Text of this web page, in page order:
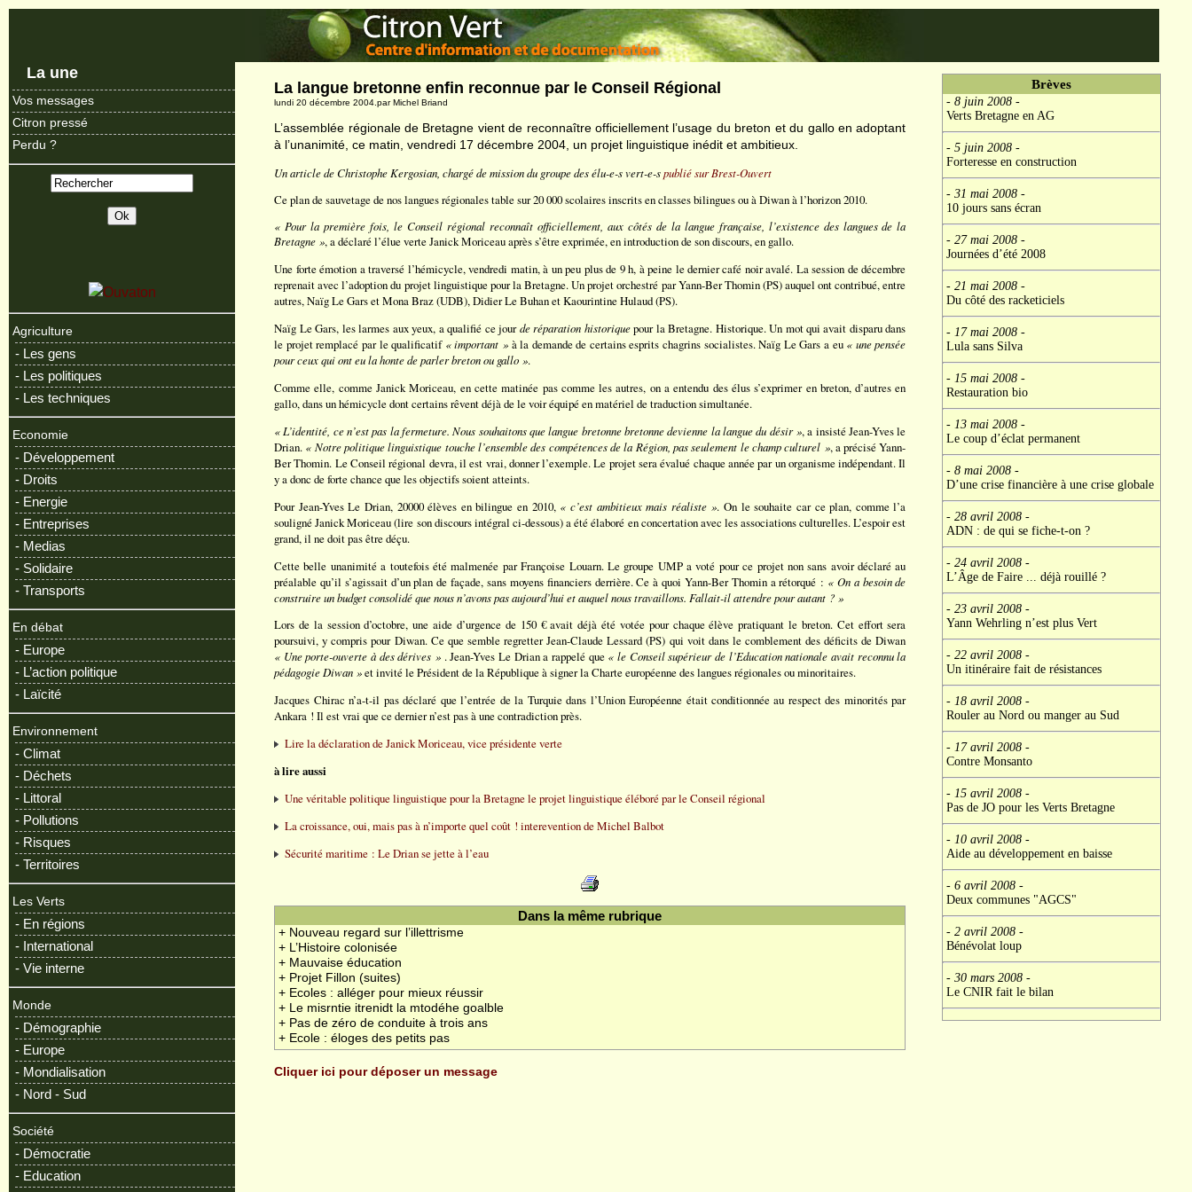
La une
Vos messages
Citron pressé
Perdu ?
Agriculture
- Les gens
- Les politiques
- Les techniques
Economie
- Développement
- Droits
- Energie
- Entreprises
- Medias
- Solidaire
- Transports
En débat
- Europe
- L’action politique
- Laïcité
Environnement
- Climat
- Déchets
- Littoral
- Pollutions
- Risques
- Territoires
Les Verts
- En régions
- International
- Vie interne
Monde
- Démographie
- Europe
- Mondialisation
- Nord - Sud
Société
- Démocratie
- Education
La langue bretonne enfin reconnue par le Conseil Régional
lundi 20 décembre 2004.par Michel Briand
L’assemblée régionale de Bretagne vient de reconnaître officiellement l’usage du breton et du gallo en adoptant
à l’unanimité, ce matin, vendredi 17 décembre 2004, un projet linguistique inédit et ambitieux.
Un article de Christophe Kergosian, chargé de mission du groupe des élu-e-s vert-e-spublié sur Brest-Ouvert
Ce plan de sauvetage de nos langues régionales table sur 20 000 scolaires inscrits en classes bilingues ou à Diwan à l’horizon 2010.
« Pour la première fois, le Conseil régional reconnaît officiellement, aux côtés de la langue française, l’existence des langues de la
Bretagne », a déclaré l’élue verte Janick Moriceau après s’être exprimée, en introduction de son discours, en gallo.
Une forte émotion a traversé l’hémicycle, vendredi matin, à un peu plus de 9 h, à peine le dernier café noir avalé. La session de décembre
reprenait avec l’adoption du projet linguistique pour la Bretagne. Un projet orchestré par Yann-Ber Thomin (PS) auquel ont contribué, entre
autres, Naïg Le Gars et Mona Braz (UDB), Didier Le Buhan et Kaourintine Hulaud (PS).
Naïg Le Gars, les larmes aux yeux, a qualifié ce jourde réparation historiquepour la Bretagne. Historique. Un mot qui avait disparu dans
le projet remplacé par le qualificatif « important »à la demande de certains esprits chagrins socialistes. Naïg Le Gars a eu « une pensée
pour ceux qui ont eu la honte de parler breton ou gallo ».
Comme elle, comme Janick Moriceau, en cette matinée pas comme les autres, on a entendu des élus s’exprimer en breton, d’autres en
gallo, dans un hémicycle dont certains rêvent déjà de le voir équipé en matériel de traduction simultanée.
« L’identité, ce n’est pas la fermeture. Nous souhaitons que langue bretonne bretonne devienne la langue du désir », a insisté Jean-Yves le
Drian. « Notre politique linguistique touche l’ensemble des compétences de la Région, pas seulement le champ culturel », a précisé Yann-
Ber Thomin. Le Conseil régional devra, il est vrai, donner l’exemple. Le projet sera évalué chaque année par un organisme indépendant. Il
y a donc de forte chance que les objectifs soient atteints.
Pour Jean-Yves Le Drian, 20000 élèves en bilingue en 2010, « c’est ambitieux mais réaliste ». On le souhaite car ce plan, comme l’a
souligné Janick Moriceau (lire son discours intégral ci-dessous) a été élaboré en concertation avec les associations culturelles. L’espoir est
grand, il ne doit pas être déçu.
Cette belle unanimité a toutefois été malmenée par Françoise Louarn. Le groupe UMP a voté pour ce projet non sans avoir déclaré au
préalable qu’il s’agissait d’un plan de façade, sans moyens financiers derrière. Ce à quoi Yann-Ber Thomin a rétorqué : « On a besoin de
construire un budget consolidé que nous n’avons pas aujourd’hui et auquel nous travaillons. Fallait-il attendre pour autant ? »
Lors de la session d’octobre, une aide d’urgence de 150 € avait déjà été votée pour chaque élève pratiquant le breton. Cet effort sera
poursuivi, y compris pour Diwan. Ce que semble regretter Jean-Claude Lessard (PS) qui voit dans le comblement des déficits de Diwan
« Une porte-ouverte à des dérives » . Jean-Yves Le Drian a rappelé que « le Conseil supérieur de l’Education nationale avait reconnu la
pédagogie Diwan »et invité le Président de la République à signer la Charte européenne des langues régionales ou minoritaires.
Jacques Chirac n’a-t-il pas déclaré que l’entrée de la Turquie dans l’Union Européenne était conditionnée au respect des minorités par
Ankara ! Il est vrai que ce dernier n’est pas à une contradiction près.
Lire la déclaration de Janick Moriceau, vice présidente verte
à lire aussi
Une véritable politique linguistique pour la Bretagne le projet linguistique éléboré par le Conseil régional
La croissance, oui, mais pas à n’importe quel coût ! interevention de Michel Balbot
Sécurité maritime : Le Drian se jette à l’eau
Dans la même rubrique
+ Nouveau regard sur l’illettrisme
+ L’Histoire colonisée
+ Mauvaise éducation
+ Projet Fillon (suites)
+ Ecoles : alléger pour mieux réussir
+ Le misrntie itrenidt la mtodéhe goalble
+ Pas de zéro de conduite à trois ans
+ Ecole : éloges des petits pas
Cliquer ici pour déposer un message
Brèves
- 8 juin 2008-
Verts Bretagne en AG
- 5 juin 2008-
Forteresse en construction
- 31 mai 2008-
10 jours sans écran
- 27 mai 2008-
Journées d’été 2008
- 21 mai 2008-
Du côté des racketiciels
- 17 mai 2008-
Lula sans Silva
- 15 mai 2008-
Restauration bio
- 13 mai 2008-
Le coup d’éclat permanent
- 8 mai 2008-
D’une crise financière à une crise globale
- 28 avril 2008-
ADN : de qui se fiche-t-on ?
- 24 avril 2008-
L’Âge de Faire ... déjà rouillé ?
- 23 avril 2008-
Yann Wehrling n’est plus Vert
- 22 avril 2008-
Un itinéraire fait de résistances
- 18 avril 2008-
Rouler au Nord ou manger au Sud
- 17 avril 2008-
Contre Monsanto
- 15 avril 2008-
Pas de JO pour les Verts Bretagne
- 10 avril 2008-
Aide au développement en baisse
- 6 avril 2008-
Deux communes "AGCS"
- 2 avril 2008-
Bénévolat loup
- 30 mars 2008-
Le CNIR fait le bilan